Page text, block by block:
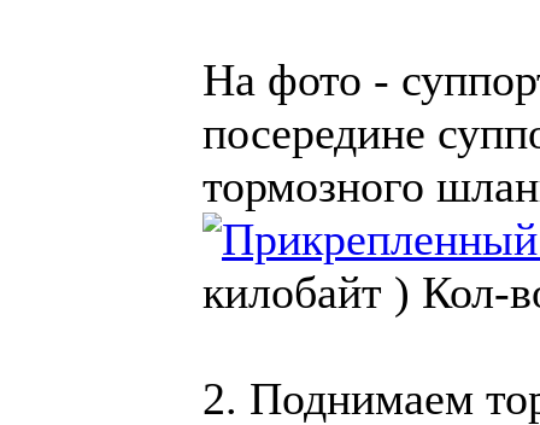
На фото -
посередине
тормозного
килобайт ) Кол-
2. Поднимаем